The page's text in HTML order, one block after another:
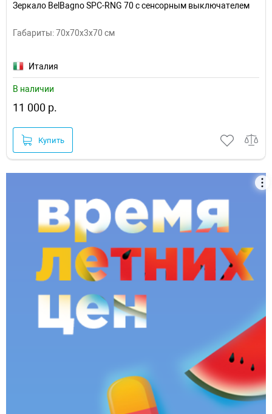
Зеркало BelBagno SPC-RNG 70 с сенсорным выключателем
Габариты: 70x70x3x70 см
Италия
В наличии
11 000 р.
Купить